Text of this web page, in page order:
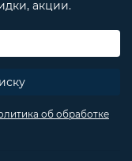
акции.
об обработке